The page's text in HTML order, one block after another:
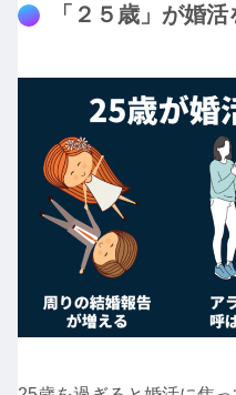
「２５歳」が婚活